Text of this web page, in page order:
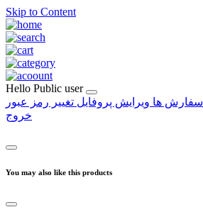
Skip to Content
Hello Public user
سفارش ها ویرایش پروفایل تغییر رمز عبور
خروج
You may also like this products